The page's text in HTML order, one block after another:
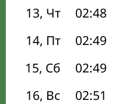
13, Чт
02:48
14, Пт
02:49
15, Сб
02:49
16, Вс
02:51